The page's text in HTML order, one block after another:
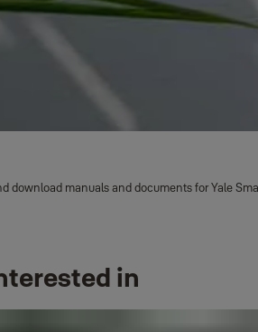
download manuals and documents for Yale
in